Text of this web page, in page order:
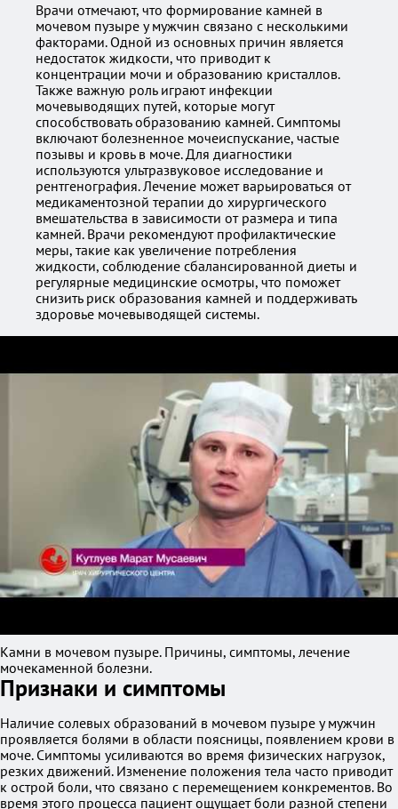
Врачи отмечают, что формирование камней в
мочевом пузыре у мужчин связано с несколькими
факторами. Одной из основных причин является
недостаток жидкости, что приводит к
концентрации мочи и образованию кристаллов.
Также важную роль играют инфекции
мочевыводящих путей, которые могут
способствовать образованию камней. Симптомы
включают болезненное мочеиспускание, частые
позывы и кровь в моче. Для диагностики
используются ультразвуковое исследование и
рентгенография. Лечение может варьироваться от
медикаментозной терапии до хирургического
вмешательства в зависимости от размера и типа
камней. Врачи рекомендуют профилактические
меры, такие как увеличение потребления
жидкости, соблюдение сбалансированной диеты и
регулярные медицинские осмотры, что поможет
снизить риск образования камней и поддерживать
здоровье мочевыводящей системы.
Камни в мочевом пузыре. Причины, симптомы, лечение
мочекаменной болезни.
Признаки и симптомы
Наличие солевых образований в мочевом пузыре у мужчин
проявляется болями в области поясницы, появлением крови в
моче. Симптомы усиливаются во время физических нагрузок,
резких движений. Изменение положения тела часто приводит
к острой боли, что связано с перемещением конкрементов. Во
время этого процесса пациент ощущает боли разной степени